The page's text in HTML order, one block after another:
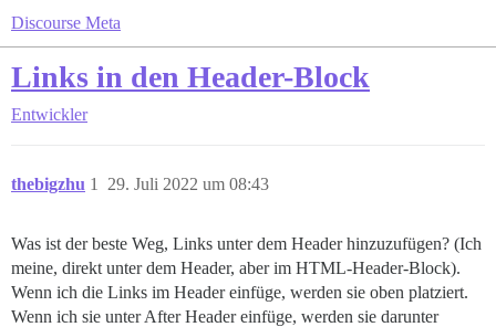
Discourse Meta
Links in den Header-Block
Entwickler
thebigzhu 29. Juli 2022 um 08:43
1
Was ist der beste Weg, Links unter dem Header hinzuzufügen? (Ich
meine, direkt unter dem Header, aber im HTML-Header-Block).
Wenn ich die Links im Header einfüge, werden sie oben platziert.
Wenn ich sie unter After Header einfüge, werden sie darunter